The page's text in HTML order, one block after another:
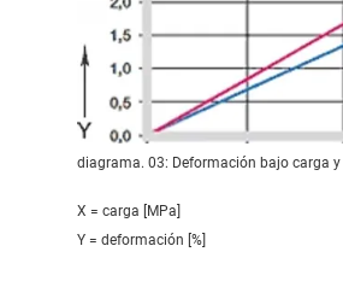
diagrama. 03: Deformación bajo carga
X = carga [MPa]
Y = deformación [%]